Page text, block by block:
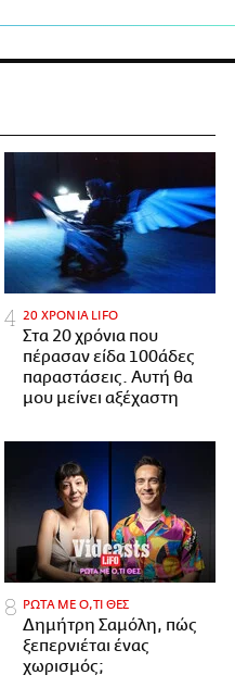
20 ΧΡΟΝΙΑ LIFO
Στα 20 χρόνια που
πέρασαν είδα 100άδες
παραστάσεις. Αυτή θα
μου μείνει αξέχαστη
ΡΩΤΑ ΜΕ Ο,ΤΙ ΘΕΣ
Δημήτρη Σαμόλη, πώς
ξεπερνιέται ένας
χωρισμός;